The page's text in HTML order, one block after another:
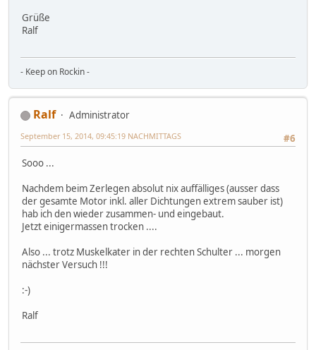
Grüße
Ralf
- Keep on Rockin -
Ralf
Administrator
#6
September 15, 2014, 09:45:19 NACHMITTAGS
Sooo ...
Nachdem beim Zerlegen absolut nix auffälliges (ausser dass
der gesamte Motor inkl. aller Dichtungen extrem sauber ist)
hab ich den wieder zusammen- und eingebaut.
Jetzt einigermassen trocken ....
Also ... trotz Muskelkater in der rechten Schulter ... morgen
nächster Versuch !!!
:-)
Ralf